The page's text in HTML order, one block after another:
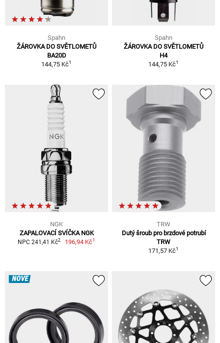
Spahn
ŽÁROVKA DO SVĚTLOMETŮ
BA20D
144,75 Kč1
Spahn
ŽÁROVKA DO SVĚTLOMETŮ
H4
144,75 Kč1
NGK
ZAPALOVACÍ SVÍČKA NGK
NPC 241,41 Kč2 196,94 Kč1
TRW
Dutý šroub pro brzdové potrubí
TRW
171,57 Kč1
NOVÉ